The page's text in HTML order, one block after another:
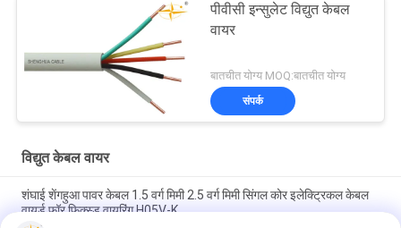
पीवीसी इन्सुलेट विद्युत केबल
वायर
बातचीत योग्य MOQ:बातचीत योग्य
संपर्क
विद्युत केबल वायर
शंघाई शेंगहुआ पावर केबल 1.5 वर्ग मिमी 2.5 वर्ग मिमी सिंगल कोर इलेक्ट्रिकल केबल
वायर्ड फॉर फिक्स्ड वायरिंग H05V-K